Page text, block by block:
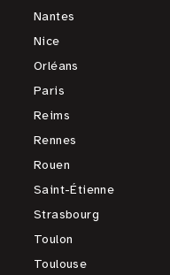
Nantes
Nice
Orléans
Paris
Reims
Rennes
Rouen
Saint-Étienne
Strasbourg
Toulon
Toulouse